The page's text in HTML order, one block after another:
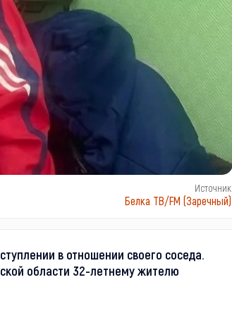
Источник
Белка ТВ/FM (Заречный)
в отношении своего соседа.
области 32-летнему жителю